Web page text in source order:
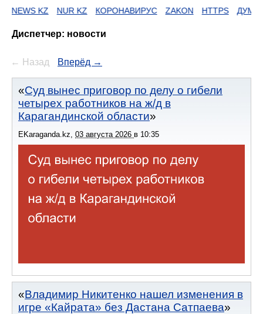
KZ NUR KZ КОРОНАВИРУС ZAKON HTTPS ДУМАН ЕГОВ
Диспетчер: новости
← Назад Вперёд →
Суд вынес приговор по делу о гибели
четырех работников на ж/д в
Карагандинской области
EKaraganda.kz, 03 августа 2026 в 10:35
Владимир Никитенко нашел изменения в
игре «Кайрата» без Дастана Сатпаева